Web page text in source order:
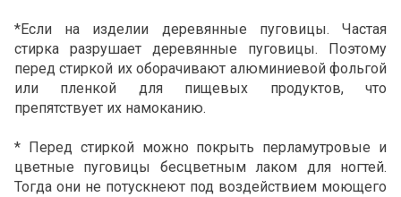
*Если на изделии деревянные пуговицы. Частая
стирка разрушает деревянные пуговицы. Поэтому
перед стиркой их оборачивают алюминиевой фольгой
или пленкой для пищевых продуктов, что
препятствует их намоканию.
* Перед стиркой можно покрыть перламутровые и
цветные пуговицы бесцветным лаком для ногтей.
Тогда они не потускнеют под воздействием моющего